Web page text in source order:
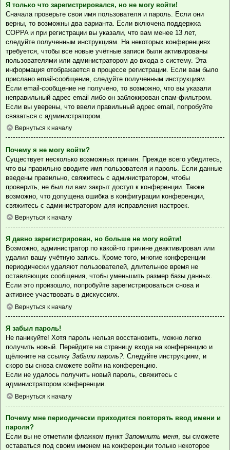
Я только что зарегистрировался, но не могу войти!
Сначала проверьте свои имя пользователя и пароль. Если они
верны, то возможны два варианта. Если включена поддержка
COPPA и при регистрации вы указали, что вам менее 13 лет,
следуйте полученным инструкциям. На некоторых конференциях
требуется, чтобы все новые учётные записи были активированы
пользователями или администратором до входа в систему. Эта
информация отображается в процессе регистрации. Если вам было
прислано email-сообщение, следуйте полученным инструкциям.
Если email-сообщение не получено, то возможно, что вы указали
неправильный адрес email либо он заблокирован спам-фильтром.
Если вы уверены, что ввели правильный адрес email, попробуйте
связаться с администратором.
Вернуться к началу
Почему я не могу войти?
Существует несколько возможных причин. Прежде всего убедитесь,
что вы правильно вводите имя пользователя и пароль. Если данные
введены правильно, свяжитесь с администратором, чтобы
проверить, не был ли вам закрыт доступ к конференции. Также
возможно, что допущена ошибка в конфигурации конференции,
свяжитесь с администратором для исправления настроек.
Вернуться к началу
Я давно зарегистрирован, но больше не могу войти!
Возможно, администратор по какой-то причине деактивировал или
удалил вашу учётную запись. Кроме того, многие конференции
периодически удаляют пользователей, длительное время не
оставляющих сообщения, чтобы уменьшить размер базы данных.
Если это произошло, попробуйте зарегистрироваться снова и
активнее участвовать в дискуссиях.
Вернуться к началу
Я забыл пароль!
Не паникуйте! Хотя пароль нельзя восстановить, можно легко
получить новый. Перейдите на страницу входа на конференцию и
щёлкните на ссылку Забыли пароль?. Следуйте инструкциям, и
скоро вы снова сможете войти на конференцию.
Если не удалось получить новый пароль, свяжитесь с
администратором конференции.
Вернуться к началу
Почему мне периодически приходится повторять ввод имени и
пароля?
Если вы не отметили флажком пункт Запомнить меня , вы сможете
оставаться под своим именем на конференции только некоторое